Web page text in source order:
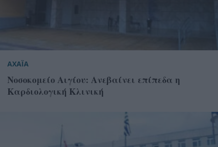
ΑΧΑΪΑ
Νοσοκομείο Αιγίου: Ανεβαίνει επίπεδα η
Καρδιολογική Κλινική